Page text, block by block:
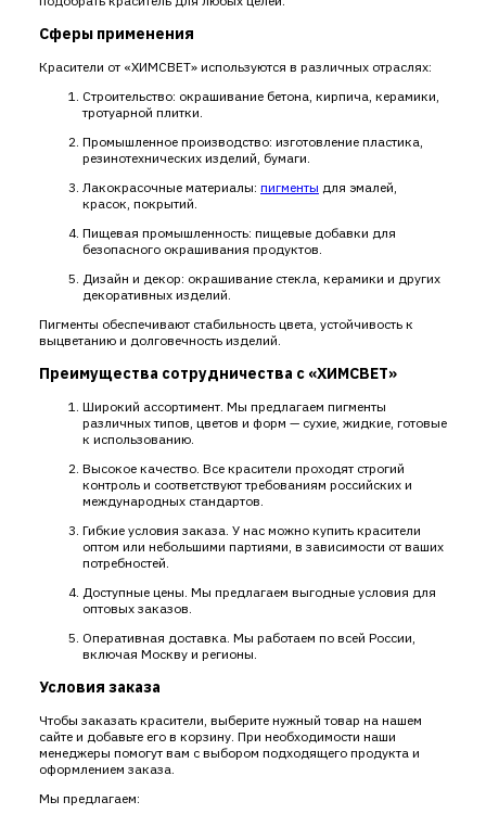
Сферы применения
Красители от «ХИМСВЕТ» используются в различных отраслях:
Строительство: окрашивание бетона, кирпича, керамики,
тротуарной плитки.
Промышленное производство: изготовление пластика,
резинотехнических изделий, бумаги.
Лакокрасочные материалы: пигменты для эмалей,
красок, покрытий.
Пищевая промышленность: пищевые добавки для
безопасного окрашивания продуктов.
Дизайн и декор: окрашивание стекла, керамики и других
декоративных изделий.
Пигменты обеспечивают стабильность цвета, устойчивость к
выцветанию и долговечность изделий.
Преимущества сотрудничества с «ХИМСВЕТ»
Широкий ассортимент. Мы предлагаем пигменты
различных типов, цветов и форм — сухие, жидкие, готовые
к использованию.
Высокое качество. Все красители проходят строгий
контроль и соответствуют требованиям российских и
международных стандартов.
Гибкие условия заказа. У нас можно купить красители
оптом или небольшими партиями, в зависимости от ваших
потребностей.
Доступные цены. Мы предлагаем выгодные условия для
оптовых заказов.
Оперативная доставка. Мы работаем по всей России,
включая Москву и регионы.
Условия заказа
Чтобы заказать красители, выберите нужный товар на нашем
сайте и добавьте его в корзину. При необходимости наши
менеджеры помогут вам с выбором подходящего продукта и
оформлением заказа.
Мы предлагаем: